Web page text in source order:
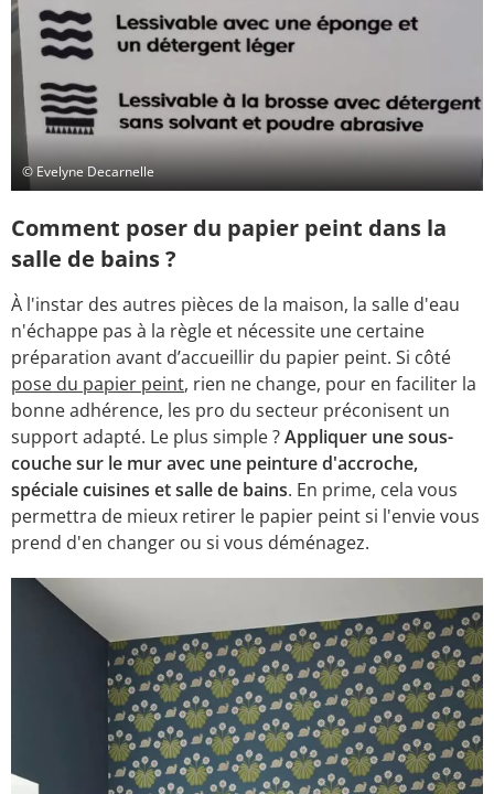
© Evelyne Decarnelle
Comment poser du papier peint dans la
salle de bains ?
À l'instar des autres pièces de la maison, la salle d'eau
n'échappe pas à la règle et nécessite une certaine
préparation avant d’accueillir du papier peint. Si côté
pose du papier peint, rien ne change, pour en faciliter la
bonne adhérence, les pro du secteur préconisent un
support adapté. Le plus simple ?Appliquer une sous-
couche sur le mur avec une peinture d'accroche,
spéciale cuisines et salle de bains. En prime, cela vous
permettra de mieux retirer le papier peint si l'envie vous
prend d'en changer ou si vous déménagez.